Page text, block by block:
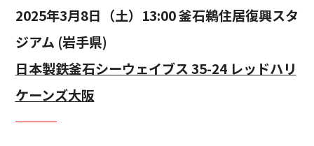
2025年3月8日（土）13:00 釜石鵜住居復興スタ
ジアム (岩手県)
日本製鉄釜石シーウェイブス 35-24 レッドハリ
ケーンズ大阪